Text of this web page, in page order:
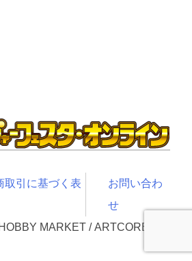
取引に基づく表
お問い合わ
せ
HOBBY MARKET / ARTCORE